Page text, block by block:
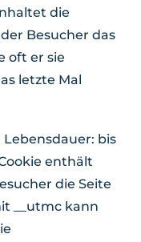
die
Besucher das
oft er sie
letzte Mal
bis
enthält
die Seite
__utmc kann